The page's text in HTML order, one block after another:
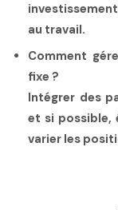
au travail.
Comment
fixe ?
Intégrer des
et si possible,
varier les